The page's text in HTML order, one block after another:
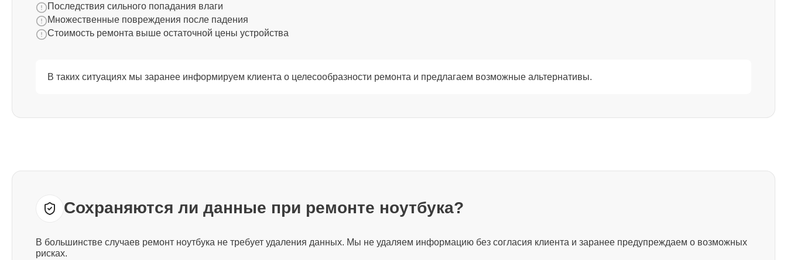
Ремонт тачпада Thunderobot
Ремонт звуковой карты Thunderobot 60 мин 1595
Ремонт микрофона Thunderobot 120 мин 2600
Thunderobot
Ремонт процессора Thunderobot 30 мин
Ремонт системы охлаждения
Последствия сильного попадания влаги
Множественные повреждения после падения
Стоимость ремонта выше остаточной цены устройства
В таких ситуациях мы заранее информируем клиента о целесообразности ремонта и предлагаем возможные альтернативы.
Сохраняются ли данные при ремонте ноутбука?
В большинстве случаев ремонт ноутбука не требует удаления данных. Мы не удаляем информацию без согласия клиента и заранее предупреждаем о возможных
рисках.